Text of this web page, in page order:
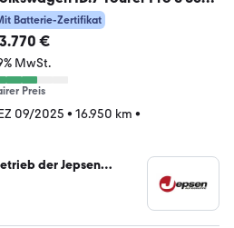
/AHK /PLUS-PAKET
Batterie-Zertifikat
€
MwSt.
Preis
09/2025 • 16.950 km •
der Jepsen